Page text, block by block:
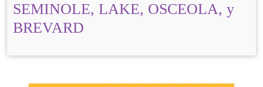
SEMINOLE, LAKE, OSCEOLA, y
BREVARD